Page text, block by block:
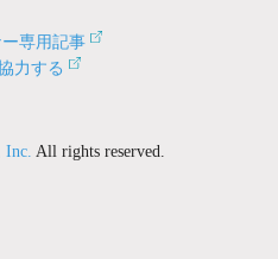
専用記事
力する
Inc. All rights reserved.